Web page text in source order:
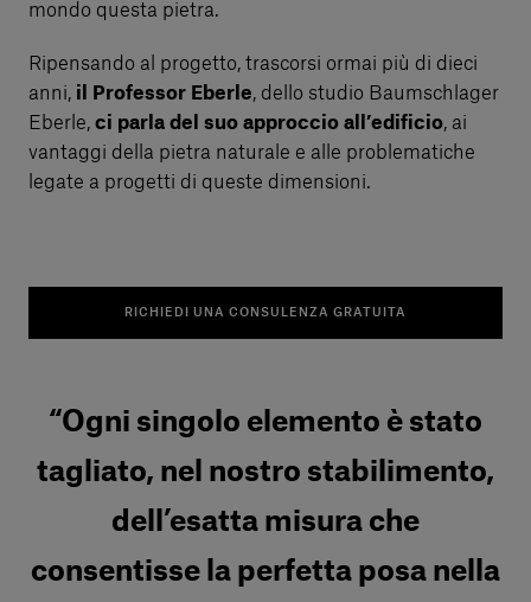
“Ogni singolo elemento è stato
tagliato, nel nostro stabilimento,
dell’esatta misura che
consentisse la perfetta posa nella
mondo questa pietra.
Ripensando al progetto, trascorsi ormai più di dieci
anni, il Professor Eberle, dello studio Baumschlager
Eberle, ci parla del suo approccio all’edificio, ai
vantaggi della pietra naturale e alle problematiche
legate a progetti di queste dimensioni.
RICHIEDI UNA CONSULENZA GRATUITA